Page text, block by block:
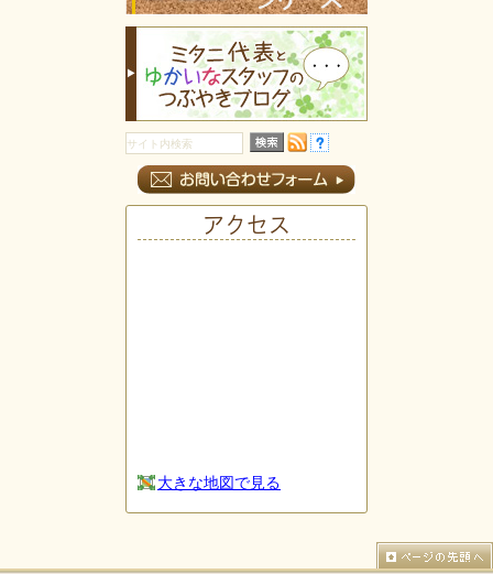
アクセス
大きな地図で見る